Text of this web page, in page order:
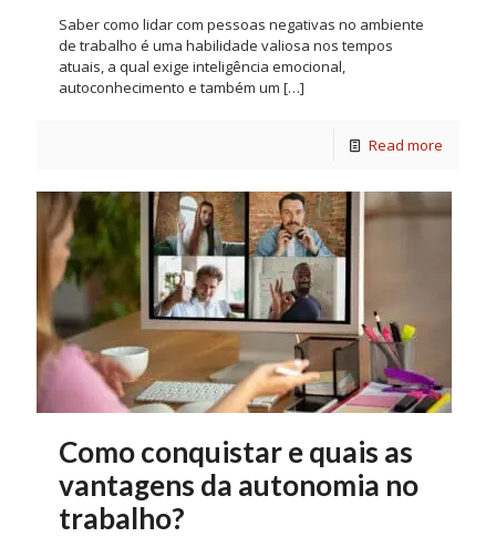
Saber como lidar com pessoas negativas no ambiente
de trabalho é uma habilidade valiosa nos tempos
atuais, a qual exige inteligência emocional,
autoconhecimento e também um […]
Read more
Como conquistar e quais as
vantagens da autonomia no
trabalho?